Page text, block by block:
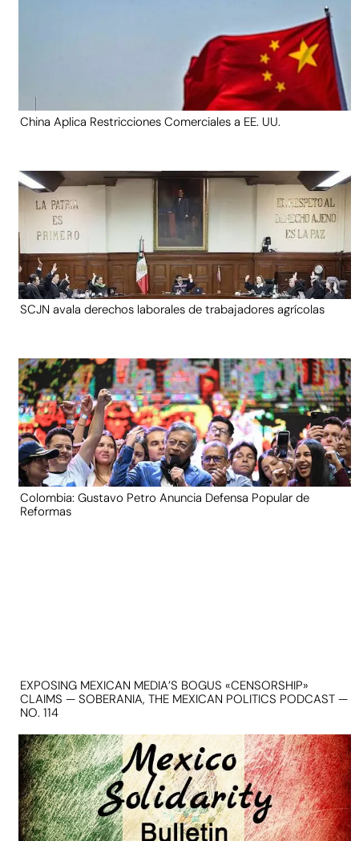
China Aplica Restricciones Comerciales a EE. UU.
SCJN avala derechos laborales de trabajadores agrícolas
Colombia: Gustavo Petro Anuncia Defensa Popular de
Reformas
EXPOSING MEXICAN MEDIA’S BOGUS «CENSORSHIP»
CLAIMS — SOBERANIA, THE MEXICAN POLITICS PODCAST —
NO. 114